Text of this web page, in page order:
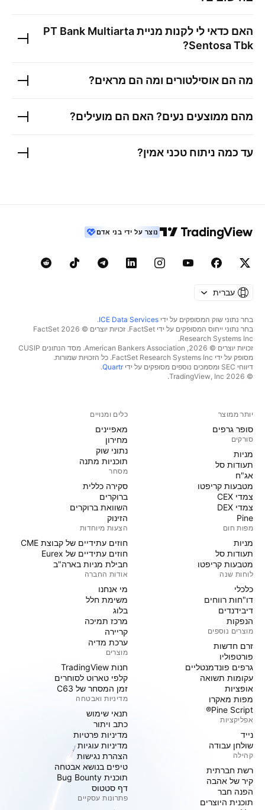
האם כדאי לי לקנות מנייתPT Bank Multiarta
Sentosa Tbk
?
מה הם אוסילטורים ומה הם מראים?
מהם ממוצעים נעים? האם הם מועילים?
עד כמה ניתוח טכני אמין?
נוצר על ידי בני אדם
עברית
בחר נתוני שוק המסופקים על ידי ICE Data Services
.
בחר נתוני ייחוס המסופקים על ידי FactSet. זכויות יוצרים © 2026 ‏FactSet
Research Systems Inc.‏
זכויות יוצרים © 2026, ‏American Bankers Association. מסד הנתונים CUSIP
מסופק על ידי FactSet Research Systems Inc. כל הזכויות שמורות.
דיווחי SEC ומסמכים נוספים מסופקים על ידי
Quartr
.
© 2026 ‏TradingView, Inc.‏
יותר ממוצר
סופר גרפים
סורקים
מניות‏
תעודות סל
אג"ח
מטבעות קריפטו
צמדי CEX
צמדי DEX
Pine
מפות חום
מניות‏
תעודות סל
מטבעות קריפטו
לוחות שנה
כלכלי
דו"חות רווחים
דיבידנדים
הנפקות
מוצרים נוספים
זרם חדשות
פורטפוליו
גרפים פונדמנטליים
עקומות תשואה
אופציות
מפות מאקרו
Pine Script®
אפליקציות
נייד
שולחן עבודה
קהילה
רשת חברתית
קיר של אהבה
הפנה חבר
תוכנית היוצרים
כלים ומנויים
מאפיינים
מחירון
נתוני שוק
תוכניות מתנה
מסחר
סקירה כללית
ברוקרים
השוואת ברוקרים
הזינוק
הצעות מיוחדות
חוזים עתידיים של קבוצת CME
חוזים עתידיים של Eurex
חבילת מניות בארה"ב
אודות החברה
מי אנחנו
משימת חלל
בלוג
מרכז תמיכה
קריירה
ערכת מדיה
מוצרים
חנות TradingView
קלפי טארוט לסוחרים
זמן המסחר של C63
מדיניות ואבטחה
תנאי שימוש
כתב ויתור
מדיניות פרטיות
מדיניות עוגיות
הצהרת נגישות
טיפים בנושא אבטחה
תוכנית Bug Bounty
דף סטטוס
פתרונות עסקיים